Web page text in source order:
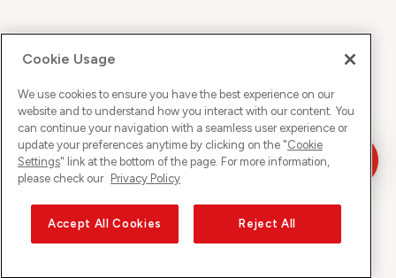
Cookie Usage
We use cookies to ensure you have the best experience on our
website and to understand how you interact with our content. You
can continue your navigation with a seamless user experience or
update your preferences anytime by clicking on the "Cookie
Settings" link at the bottom of the page. For more information,
please check our Privacy Policy
Accept All Cookies Reject All